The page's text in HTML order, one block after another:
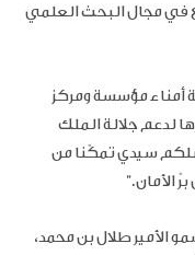
في مجال البحث العلمي
أمناء مؤسسة ومركز
لدعم جلالة الملك
سيدي تمكّنا من
الأمان".
الأمير طلال بن محمد،